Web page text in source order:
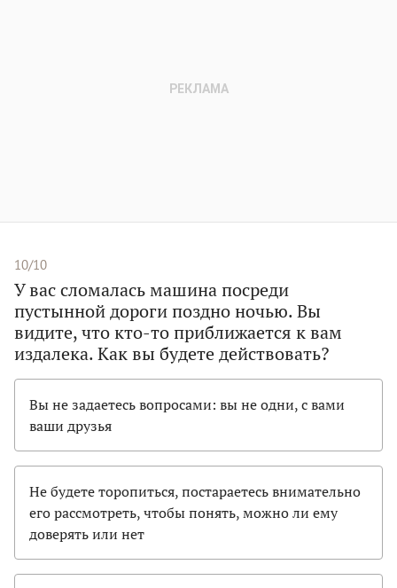
10/10
У вас сломалась машина посреди
пустынной дороги поздно ночью. Вы
видите, что кто-то приближается к вам
издалека. Как вы будете действовать?
Вы не задаетесь вопросами: вы не одни, с вами
ваши друзья
Не будете торопиться, постараетесь внимательно
его рассмотреть, чтобы понять, можно ли ему
доверять или нет